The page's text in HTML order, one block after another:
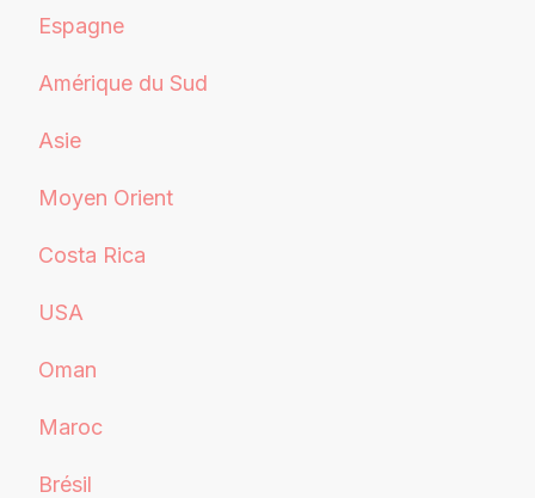
Espagne
Amérique du Sud
Asie
Moyen Orient
Costa Rica
USA
Oman
Maroc
Brésil